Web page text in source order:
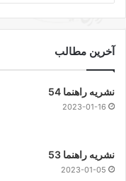
آخرین مطالب
نشریه راهنما 54
2023-01-16
نشریه راهنما 53
2023-01-05